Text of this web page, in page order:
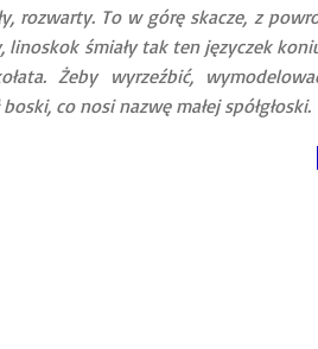
rozwarty. To w górę skacze, z
linoskok śmiały tak ten języczek
Żeby wyrzeźbić,
co nosi nazwę małej spółgłoski.